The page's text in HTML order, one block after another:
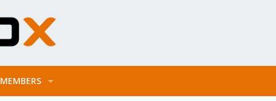
MEMBERS